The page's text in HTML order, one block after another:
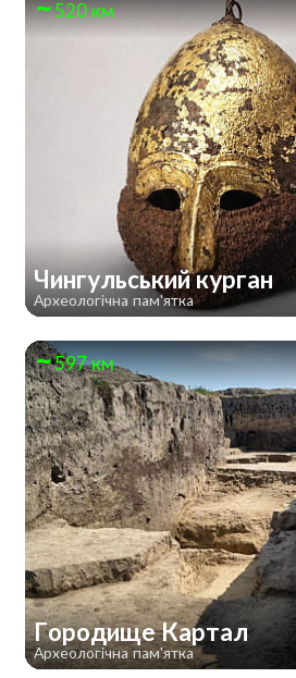
520 км
Чингульський курган
Археологічна пам'ятка
597 км
Городище Картал
Археологічна пам'ятка